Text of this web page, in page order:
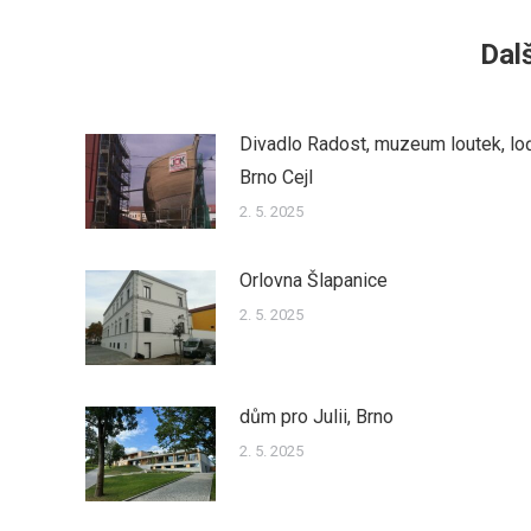
Divadlo Radost, muzeum loutek,
Brno Cejl
2. 5. 2025
Orlovna Šlapanice
2. 5. 2025
dům pro Julii, Brno
2. 5. 2025